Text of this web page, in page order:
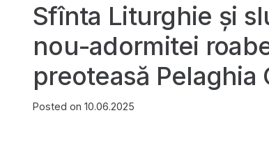
Sfînta Liturghie și
nou-adormitei
preoteasă Pelaghia
Posted on 10.06.2025